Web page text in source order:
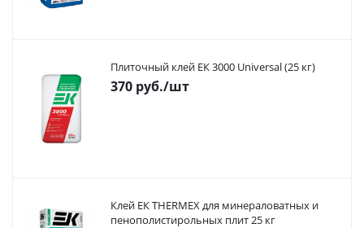
Плиточный клей ЕК 3000 Universal (25 кг)
370 руб./шт
Клей ЕК THERMEX для минераловатных и
пенополистирольных плит 25 кг